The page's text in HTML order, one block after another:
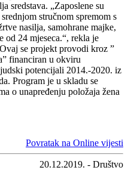
sredstava. „Zaposlene su
stručnom spremom s
nasilja, samohrane majke,
od 24 mjeseca.“, rekla je
se projekt provodi kroz ”
financiran u okviru
potencijali 2014.-2020. iz
Program je u skladu se
o unapređenju položaja žena
Povratak na Online vijesti
20.12.2019. - Društvo